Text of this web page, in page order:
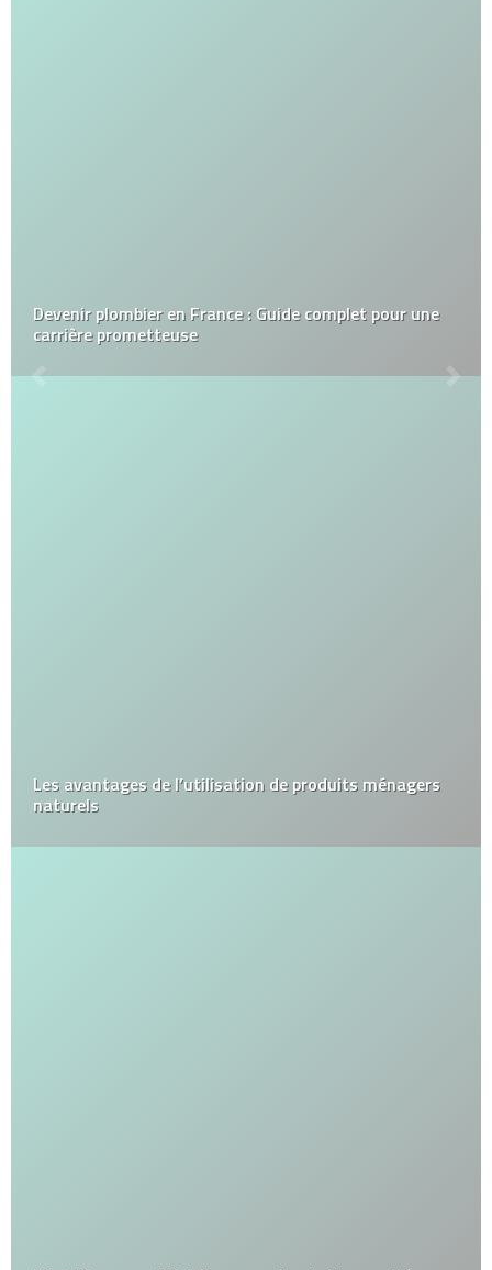
Devenir plombier en France : Guide complet pour une
carrière prometteuse
Les avantages de l’utilisation de produits ménagers
naturels